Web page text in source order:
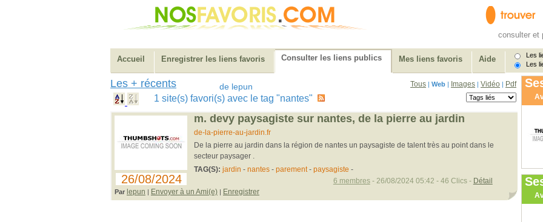
consulter et
Accueil Enregistrer les liens favoris Consulter les liens publics Mes liens favoris Aide
Les
Les
Les + récents de lepun Tous | Web | Images | Vidéo | Pdf
1 site(s) favori(s) avec le tag "nantes"
26/08/2024
m. devy paysagiste sur nantes, de la pierre au jardin
de-la-pierre-au-jardin.fr
De la pierre au jardin dans la région de nantes un paysagiste de talent très au point dans le
secteur paysager .
TAG(S): jardin - nantes- parement- paysagiste -
Par lepun | Envoyer à un Ami(e) | Enregistrer
6 membres- 26/08/2024 05:42 - 46 Clics - Détail